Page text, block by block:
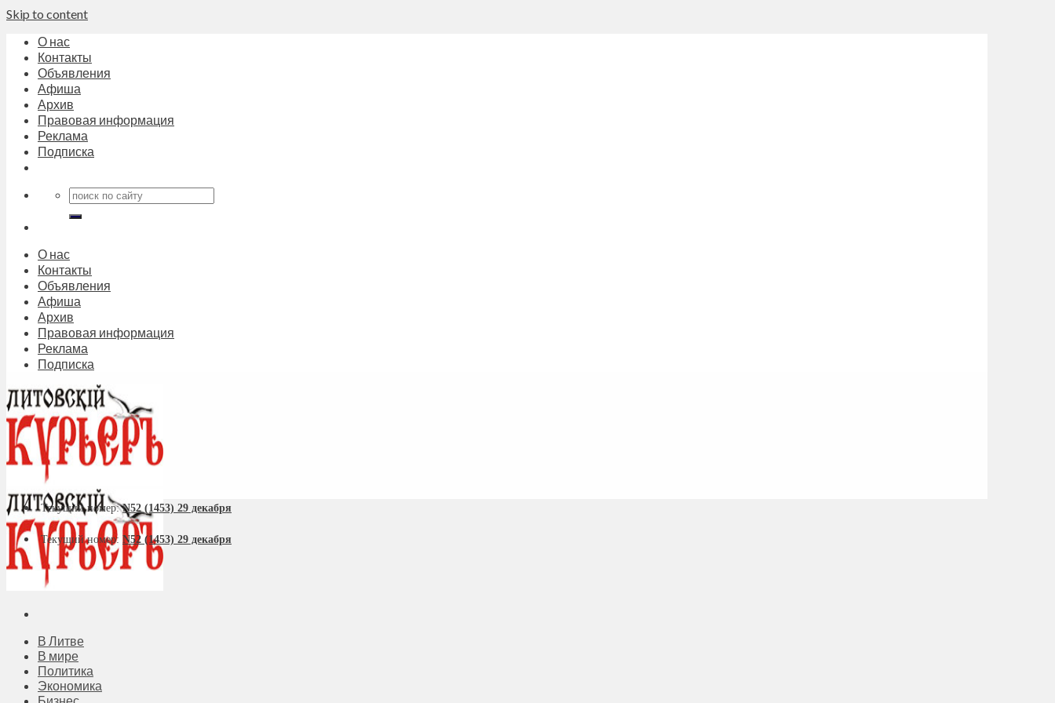
Skip to content
О нас
Контакты
Объявления
Афиша
Архив
Правовая информация
Реклама
Подписка
О нас
Контакты
Объявления
Афиша
Архив
Правовая информация
Реклама
Подписка
В Литве
В мире
Политика
Экономика
Текущий номер:N52 (1453) 29 декабря
Текущий номер: N52 (1453) 29 декабря